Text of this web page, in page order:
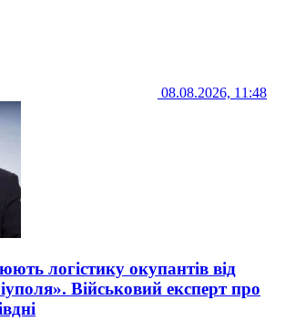
08.08.2026, 11:48
логістику окупантів від
Військовий експерт про